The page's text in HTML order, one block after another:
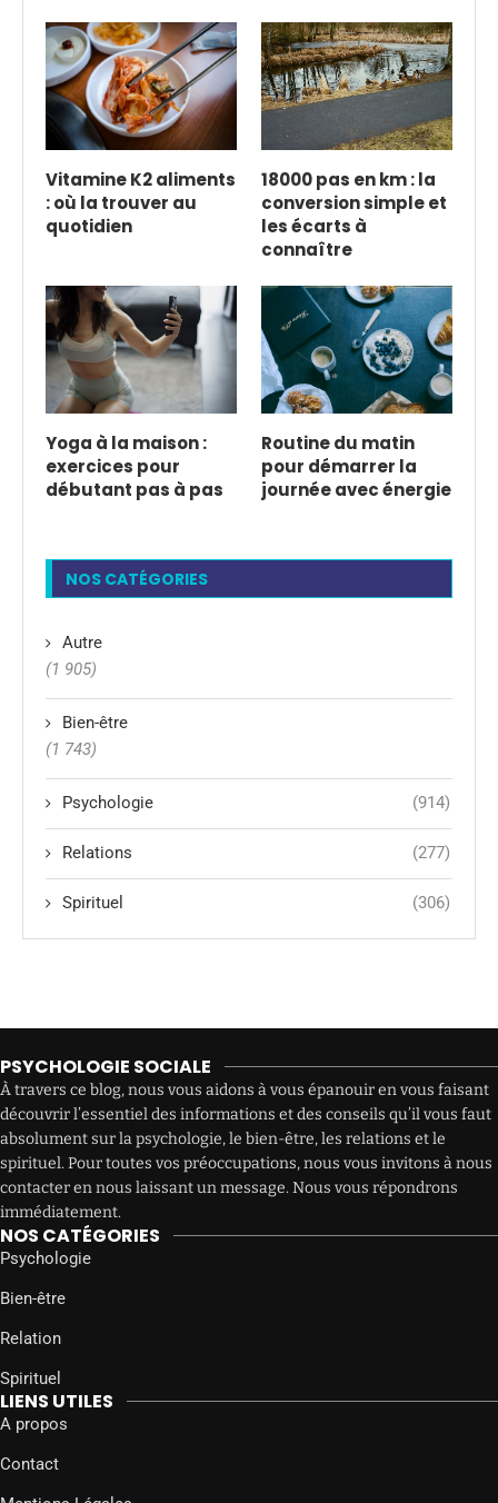
Vitamine K2 aliments
: où la trouver au
quotidien
18000 pas en km : la
conversion simple et
les écarts à
connaître
Yoga à la maison :
exercices pour
débutant pas à pas
Routine du matin
pour démarrer la
journée avec énergie
NOS CATÉGORIES
Autre
(1 905)
Bien-être
(1 743)
Psychologie (914)
Relations (277)
Spirituel (306)
PSYCHOLOGIE SOCIALE
À travers ce blog, nous vous aidons à vous épanouir en vous faisant
découvrir l’essentiel des informations et des conseils qu’il vous faut
absolument sur la psychologie, le bien-être, les relations et le
spirituel. Pour toutes vos préoccupations, nous vous invitons à nous
contacter en nous laissant un message. Nous vous répondrons
immédiatement.
NOS CATÉGORIES
Psychologie
Bien-être
Relation
Spirituel
LIENS UTILES
A propos
Contact